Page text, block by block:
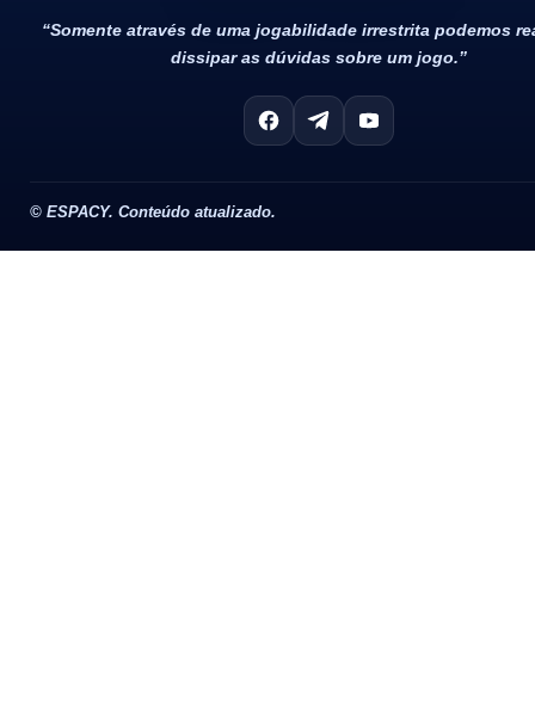
“Somente através de uma jogabilidade irrestrita podemos
dissipar as dúvidas sobre um jogo.”
© ESPACY. Conteúdo atualizado.